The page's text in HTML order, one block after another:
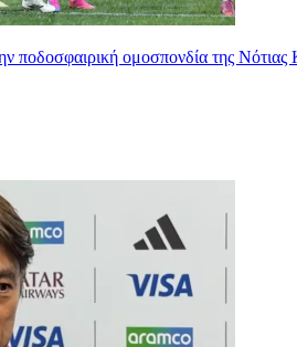
ποδοσφαιρική ομοσπονδία της